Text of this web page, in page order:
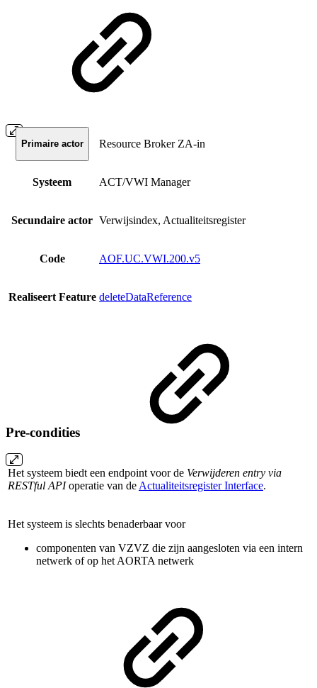
Primaire actor Resource Broker ZA-in
Systeem ACT/VWI Manager
Secundaire actor Verwijsindex, Actualiteitsregister
Code AOF.UC.VWI.200.v5
Realiseert Feature deleteDataReference
Pre-condities
Het systeem biedt een endpoint voor de Verwijderen entry via
RESTful APIoperatie van deActualiteitsregister Interface.
Het systeem is slechts benaderbaar voor
componenten van VZVZ die zijn aangesloten via een intern
netwerk of op het AORTA netwerk